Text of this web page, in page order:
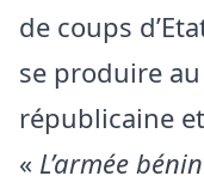
de coups
se produire
républicaine
« L’armée